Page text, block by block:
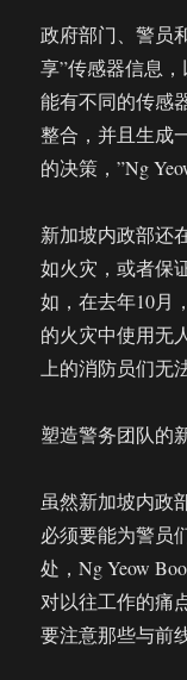
政府部门、警员
享”传感器信息
能有不同的传感
整合，并且生成
的决策，”Ng
新加坡内政部还
如火灾，或者保
如，在去年10月
的火灾中使用无
上的消防员们无
塑造警务团队的
虽然新加坡内政
必须要能为警员
处，Ng Yeow
对以往工作的痛
要注意那些与前